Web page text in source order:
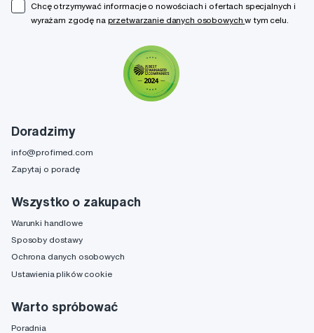
Doradzimy
info@profimed.com
Zapytaj o poradę
Wszystko o zakupach
Warunki handlowe
Sposoby dostawy
Ochrona danych osobowych
Ustawienia plików cookie
Warto spróbować
Poradnia
Chcę otrzymywać informacje o nowościach i ofertach specjalnych i
wyrażam zgodę na przetwarzanie danych osobowychw tym celu.